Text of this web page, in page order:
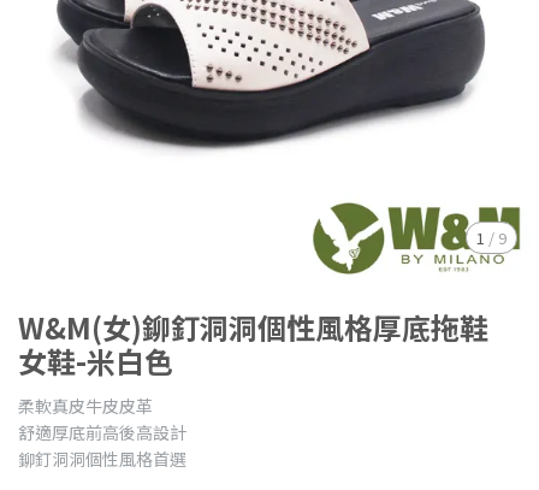
1 / 9
W&M(女)鉚釘洞洞個性風格厚底拖鞋
女鞋-米白色
柔軟真皮牛皮皮革
舒適厚底前高後高設計
鉚釘洞洞個性風格首選